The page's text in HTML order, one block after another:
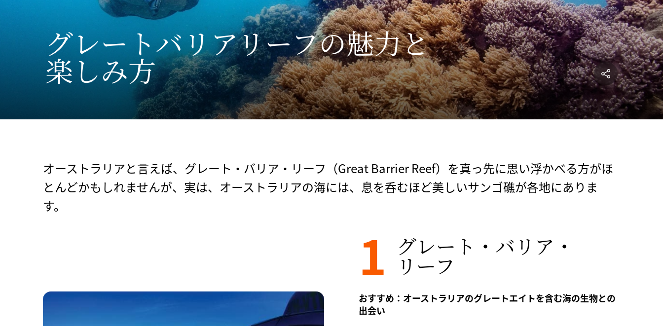
グレートバリアリーフの​魅力と​
楽しみ方
オーストラリアと言えば、グレート・バリア・リーフ（Great Barrier Reef）を真っ先に思い浮かべる方がほ
とんどかもしれませんが、実は、オーストラリアの海には、息を呑むほど美しいサンゴ礁が各地にありま
す。
1 グレート・バリア・
リーフ
おすすめ：オーストラリアのグレートエイトを含む海の生物との
出会い